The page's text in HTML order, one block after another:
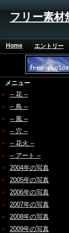
フリー素材
Home エントリー
メニュー
-- 花 --
-- 鳥 --
-- 風 --
-- 穴 --
-- 花火 --
-- アート --
2004年の写真
2005年の写真
2006年の写真
2007年の写真
2008年の写真
2009年の写真